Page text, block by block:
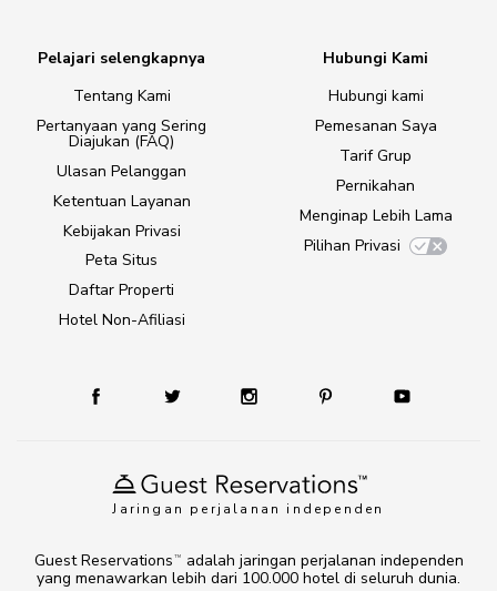
Jaringan perjalanan independen
Pelajari selengkapnya
Tentang Kami
Pertanyaan yang Sering
Diajukan (FAQ)
Ulasan Pelanggan
Ketentuan Layanan
Kebijakan Privasi
Peta Situs
Daftar Properti
Hotel Non-Afiliasi
Hubungi Kami
Hubungi kami
Pemesanan Saya
Tarif Grup
Pernikahan
Menginap Lebih Lama
Pilihan Privasi
Guest Reservations TM
adalah jaringan perjalanan independen
yang menawarkan lebih dari 100.000 hotel di seluruh dunia.